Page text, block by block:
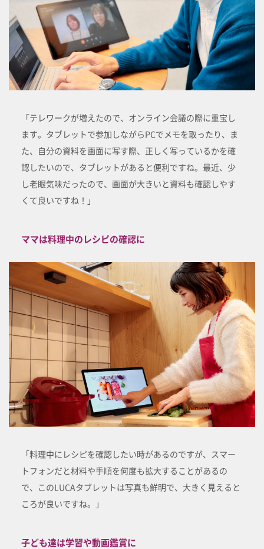
「テレワークが増えたので、オンライン会議の際に重宝し
ます。タブレットで参加しながらPCでメモを取ったり、ま
た、自分の資料を画面に写す際、正しく写っているかを確
認したいので、タブレットがあると便利ですね。最近、少
し老眼気味だったので、画面が大きいと資料も確認しやす
くて良いですね！」
ママは料理中のレシピの確認に
「料理中にレシピを確認したい時があるのですが、スマー
トフォンだと材料や手順を何度も拡大することがあるの
で、このLUCAタブレットは写真も鮮明で、大きく見えると
ころが良いですね。」
子ども達は学習や動画鑑賞に